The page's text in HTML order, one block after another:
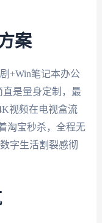
案
+Win笔记本办公
直是量身定制，最
视频在电视盒流
淘宝秒杀，全程无
字生活割裂感彻